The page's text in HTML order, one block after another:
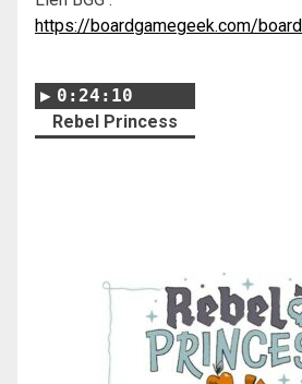
https://boardgamegeek.com/
0:24:10
Rebel Princess